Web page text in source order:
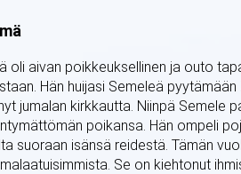
oli aivan poikkeuksellinen ja outo
Hän huijasi Semeleä
jumalan kirkkautta. Niinpä Semele
poikansa. Hän ompeli
suoraan isänsä reidestä. Tämän
Se on kiehtonut